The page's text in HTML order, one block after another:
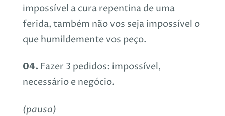
impossível a cura repentina de uma
ferida, também não vos seja impossível o
que humildemente vos peço.
04. Fazer 3 pedidos: impossível,
necessário e negócio.
(pausa)